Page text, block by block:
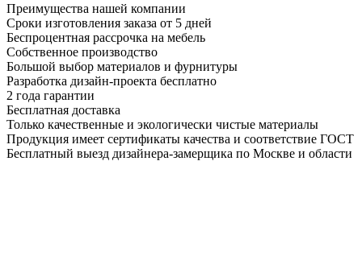
Преимущества нашей компании
Сроки изготовления заказа от 5 дней
Беспроцентная рассрочка на мебель
Собственное производство
Большой выбор материалов и фурнитуры
Разработка дизайн-проекта бесплатно
2 года гарантии
Бесплатная доставка
Только качественные и экологически чистые материалы
Продукция имеет сертификаты качества и соответствие ГОСТ
Бесплатный выезд дизайнера-замерщика по Москве и области